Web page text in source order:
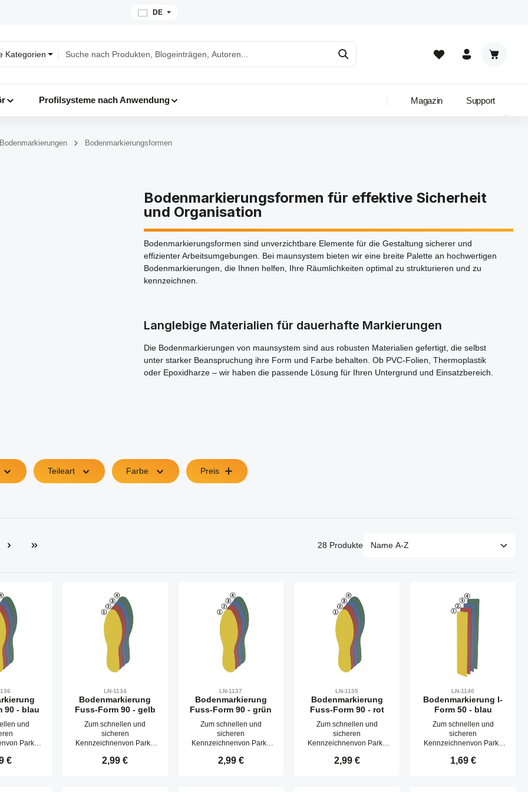
DE
Kategorien
Profilsysteme nach Anwendung Magazin Support
Bodenmarkierungen Bodenmarkierungsformen
Bodenmarkierungsformen für effektive Sicherheit
und Organisation
Bodenmarkierungsformen sind unverzichtbare Elemente für die Gestaltung sicherer und
effizienter Arbeitsumgebungen. Bei maunsystem bieten wir eine breite Palette an hochwertigen
Bodenmarkierungen, die Ihnen helfen, Ihre Räumlichkeiten optimal zu strukturieren und zu
kennzeichnen.
Langlebige Materialien für dauerhafte Markierungen
Die Bodenmarkierungen von maunsystem sind aus robusten Materialien gefertigt, die selbst
unter starker Beanspruchung ihre Form und Farbe behalten. Ob PVC-Folien, Thermoplastik
oder Epoxidharze – wir haben die passende Lösung für Ihren Untergrund und Einsatzbereich.
Teileart Farbe Preis
28 Produkte
90 - blau
und
Park-,
Preis:
€
LN-1134
Bodenmarkierung
Fuss-Form 90 - gelb
Zum schnellen und
sicheren
Kennzeichnenvon Park-,
etc.,selbstklebend.Staplerf
Regulärer Preis:
2,99 €
LN-1137
Bodenmarkierung
Fuss-Form 90 - grün
Zum schnellen und
sicheren
Kennzeichnenvon Park-,
etc.,selbstklebend.Staplerf
Regulärer Preis:
2,99 €
LN-1135
Bodenmarkierung
Fuss-Form 90 - rot
Zum schnellen und
sicheren
Kennzeichnenvon Park-,
etc.,selbstklebend.Staplerf
Regulärer Preis:
2,99 €
LN-1140
Bodenmarkierung I-
Form 50 - blau
Zum schnellen und
sicheren
Kennzeichnenvon Park-,
etc.,selbstklebend.Staplerf
Regulärer Preis:
1,69 €